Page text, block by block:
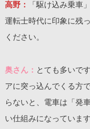
高野：
「駆け込み乗車
運転士時代に印象に残
ください。
奥さん： とても多いで
アに突っ込んでくる方
らないと、電車は「発
い仕組みになっています